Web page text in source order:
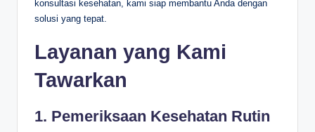
konsultasi kesehatan, kami siap membantu Anda dengan
solusi yang tepat.
Layanan yang Kami
Tawarkan
1. Pemeriksaan Kesehatan Rutin